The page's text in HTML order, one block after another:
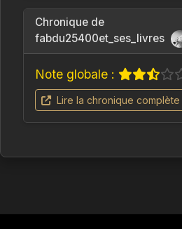
Chronique de
fabdu25400et_ses_livres
Note globale :
Lire la chronique complète